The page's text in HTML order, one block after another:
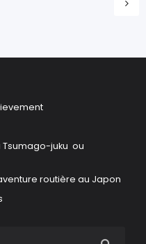
Tsumago-juku ou
routière au Japon